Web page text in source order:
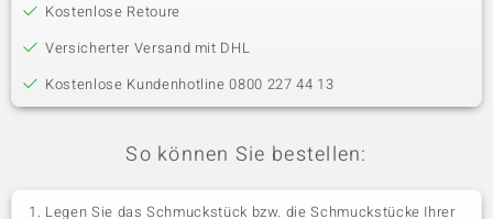
Kostenlose Retoure
Versicherter Versand mit DHL
Kostenlose Kundenhotline 0800 227 44 13
So können Sie bestellen:
Legen Sie das Schmuckstück bzw. die Schmuckstücke Ihrer